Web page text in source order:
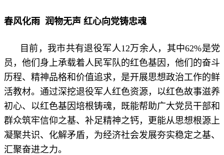
春风化雨 润物无声 红心向党铸忠魂
目前，我市共有退役军人12万余人，其中62%是党
员，他们身上承载着人民军队的红色基因，他们的奋斗
历程、精神品格和价值追求，是开展思想政治工作的鲜
活教材。通过深挖退役军人红色资源，以红色故事滋养
初心、以红色基因培根铸魂，既能帮助广大党员干部和
群众筑牢信仰之基、补足精神之钙，更能从思想根源上
凝聚共识、化解矛盾，为经济社会发展夯实稳定之基、
汇聚奋进之力。